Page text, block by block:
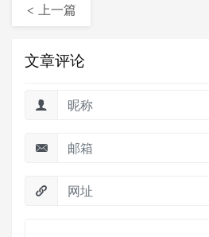
< 上一篇
文章评论